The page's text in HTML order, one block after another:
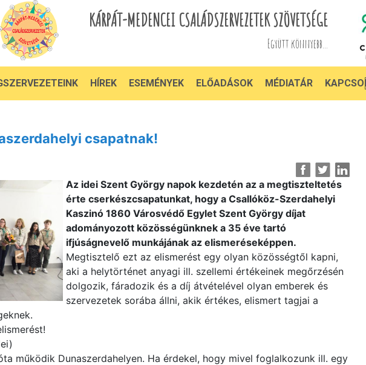
KÁRPÁT-MEDENCEI CSALÁDSZERVEZETEK SZÖVETSÉGE
Együtt könnyebb...
HÍREK ESEMÉNYEK ELŐADÁSOK MÉDIATÁR
csapatnak!
Az idei Szent György napok kezdetén az a megtiszteltetés
érte cserkészcsapatunkat, hogy a Csallóköz-Szerdahelyi
Kaszinó 1860 Városvédő Egylet Szent György díjat
adományozott közösségünknek a 35 éve tartó
ifjúságnevelő munkájának az elismeréseképpen.
Megtisztelő ezt az elismerést egy olyan közösségtől kapni,
aki a helytörténet anyagi ill. szellemi értékeinek megőrzésén
dolgozik, fáradozik és a díj átvételével olyan emberek és
szervezetek sorába állni, akik értékes, elismert tagjai a
működik Dunaszerdahelyen. Ha érdekel, hogy mivel foglalkozunk ill. egy